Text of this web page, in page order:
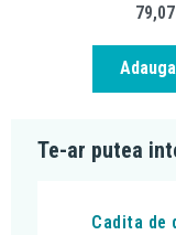
79,07
Te-ar putea
Cadita de